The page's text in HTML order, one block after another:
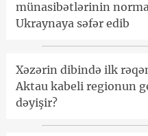
münasibətlərinin
Ukraynaya səfər edib
Xəzərin dibində ilk
Aktau kabeli regionun
dəyişir?